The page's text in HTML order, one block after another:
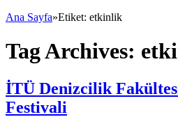
Ana Sayfa»Etiket: etkinlik
Tag Archives:
İTÜ Denizcilik
Festivali